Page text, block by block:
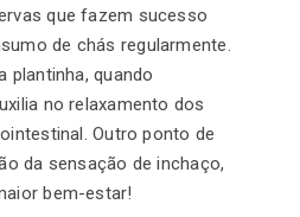
que fazem sucesso
de chás regularmente.
plantinha, quando
no relaxamento dos
Outro ponto de
da sensação de inchaço,
bem-estar!